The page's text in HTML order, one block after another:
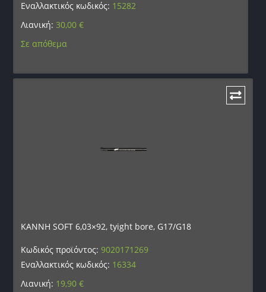
Εναλλακτικός κωδικός: 15282
Λιανική: 30,00€
Σε απόθεμα
ΚΑΝΝΗ SOFT 6,03×92, tyight bore, G17/G18
Κωδικός προϊόντος:9020171269
Εναλλακτικός κωδικός: 16334
Λιανική: 19,90€